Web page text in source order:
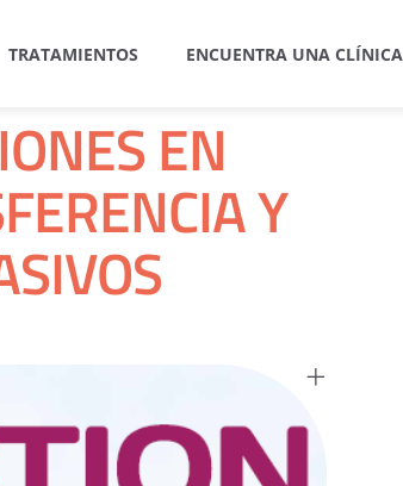
TRATAMIENTOS ENCUENTRA UNA CLÍNICA
EN
Y